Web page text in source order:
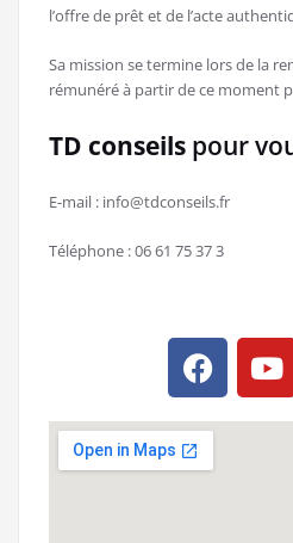
l’offre de prêt et de l’acte
Sa mission se termine lors de la
rémunéré à partir de ce moment
TD conseils pour
E-mail : info@tdconseils.fr
Téléphone : 06 61 75 37 3